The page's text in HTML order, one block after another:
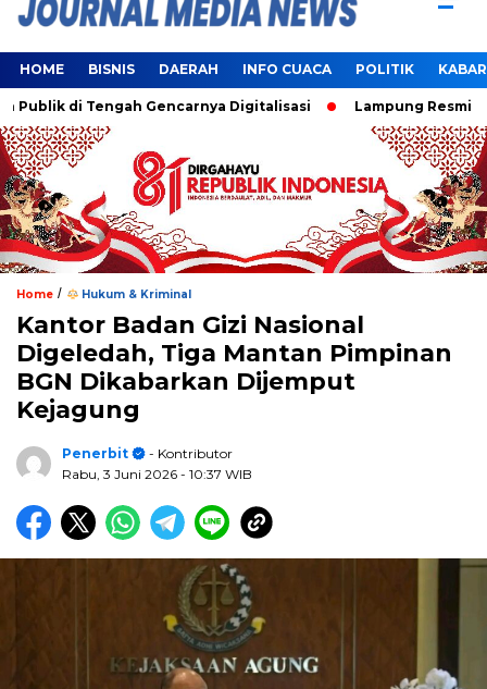
HOME BISNIS DAERAH INFO CUACA POLITIK
di Tengah Gencarnya Digitalisasi Lampung Resmi Jadi
Home / Hukum & Kriminal
Kantor Badan Gizi Nasional
Digeledah, Tiga Mantan Pimpinan
BGN Dikabarkan Dijemput
Kejagung
Penerbit
- Kontributor
Rabu, 3 Juni 2026 - 10:37 WIB